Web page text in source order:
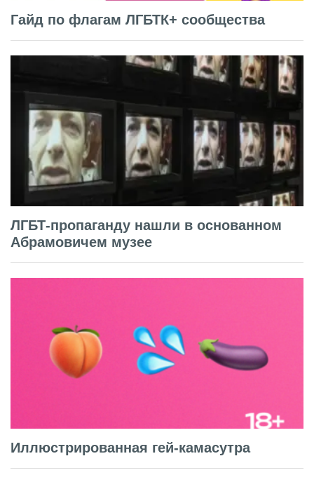
Гайд по флагам ЛГБТК+ сообщества
ЛГБТ-пропаганду нашли в основанном
Абрамовичем музее
Иллюстрированная гей-камасутра